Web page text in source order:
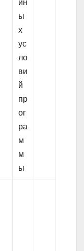
ин
ы
х
ус
ло
ви
й
пр
ог
ра
м
м
ы